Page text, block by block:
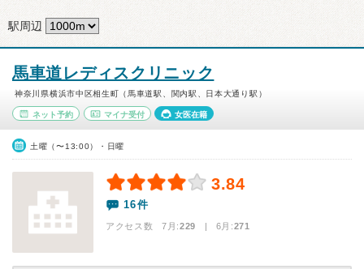
駅周辺
馬車道レディスクリニック
神奈川県横浜市中区相生町（馬車道駅、関内駅、日本大通り駅）
ネット予約 マイナ受付 女医在籍
土曜（〜13:00）・日曜
3.84
16件
アクセス数 7月:229 | 6月:271